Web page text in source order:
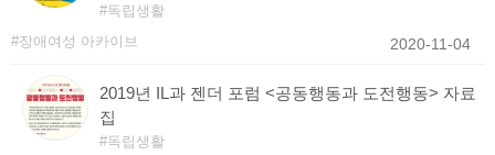
독립생활
장애여성 아카이브
2020-11-04
2019년 IL과 젠더 포럼 <공동행동과 도전행동> 자료
집
독립생활